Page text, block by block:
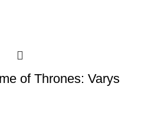
of Thrones: Varys